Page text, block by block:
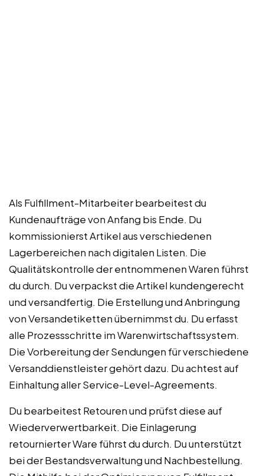
Als Fulfillment-Mitarbeiter bearbeitest du
Kundenaufträge von Anfang bis Ende. Du
kommissionierst Artikel aus verschiedenen
Lagerbereichen nach digitalen Listen. Die
Qualitätskontrolle der entnommenen Waren führst
du durch. Du verpackst die Artikel kundengerecht
und versandfertig. Die Erstellung und Anbringung
von Versandetiketten übernimmst du. Du erfasst
alle Prozessschritte im Warenwirtschaftssystem.
Die Vorbereitung der Sendungen für verschiedene
Versanddienstleister gehört dazu. Du achtest auf
Einhaltung aller Service-Level-Agreements.
Du bearbeitest Retouren und prüfst diese auf
Wiederverwertbarkeit. Die Einlagerung
retournierter Ware führst du durch. Du unterstützt
bei der Bestandsverwaltung und Nachbestellung.